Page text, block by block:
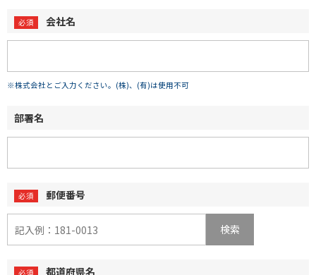
会社名
※株式会社とご入力ください。(株)、(有)は使用不可
部署名
郵便番号
検索
都道府県名